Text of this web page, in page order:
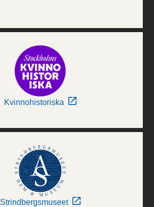
Kvinnohistoriska
Strindbergsmuseet